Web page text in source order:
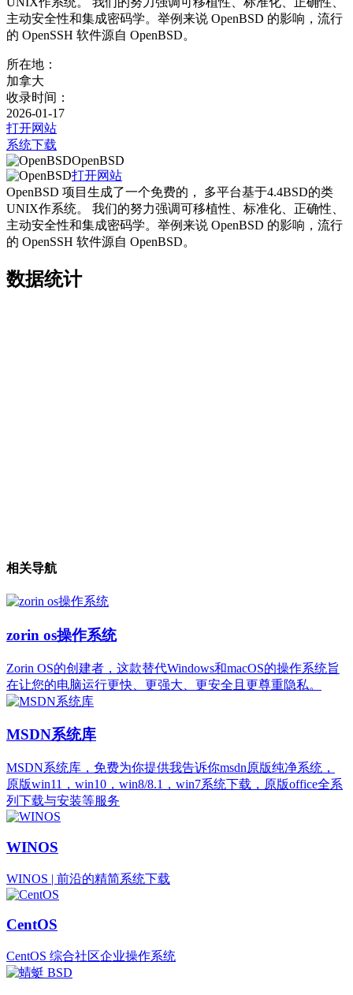
主动安全性和集成密码学。举例来说 OpenBSD 的影响，流行
的 OpenSSH 软件源自 OpenBSD。
所在地：
加拿大
收录时间：
2026-01-17
打开网站
系统下载
OpenBSD
打开网站
OpenBSD 项目生成了一个免费的， 多平台基于4.4BSD的类
UNIX作系统。 我们的努力强调可移植性、标准化、正确性、
主动安全性和集成密码学。举例来说 OpenBSD 的影响，流行
的 OpenSSH 软件源自 OpenBSD。
数据统计
相关导航
zorin os操作系统
Zorin OS的创建者，这款替代Windows和macOS的操作系统旨
在让您的电脑运行更快、更强大、更安全且更尊重隐私。
MSDN系统库
MSDN系统库，免费为你提供我告诉你msdn原版纯净系统，
原版win11，win10，win8/8.1，win7系统下载，原版office全系
列下载与安装等服务
WINOS
WINOS | 前沿的精简系统下载
CentOS
CentOS 综合社区企业操作系统